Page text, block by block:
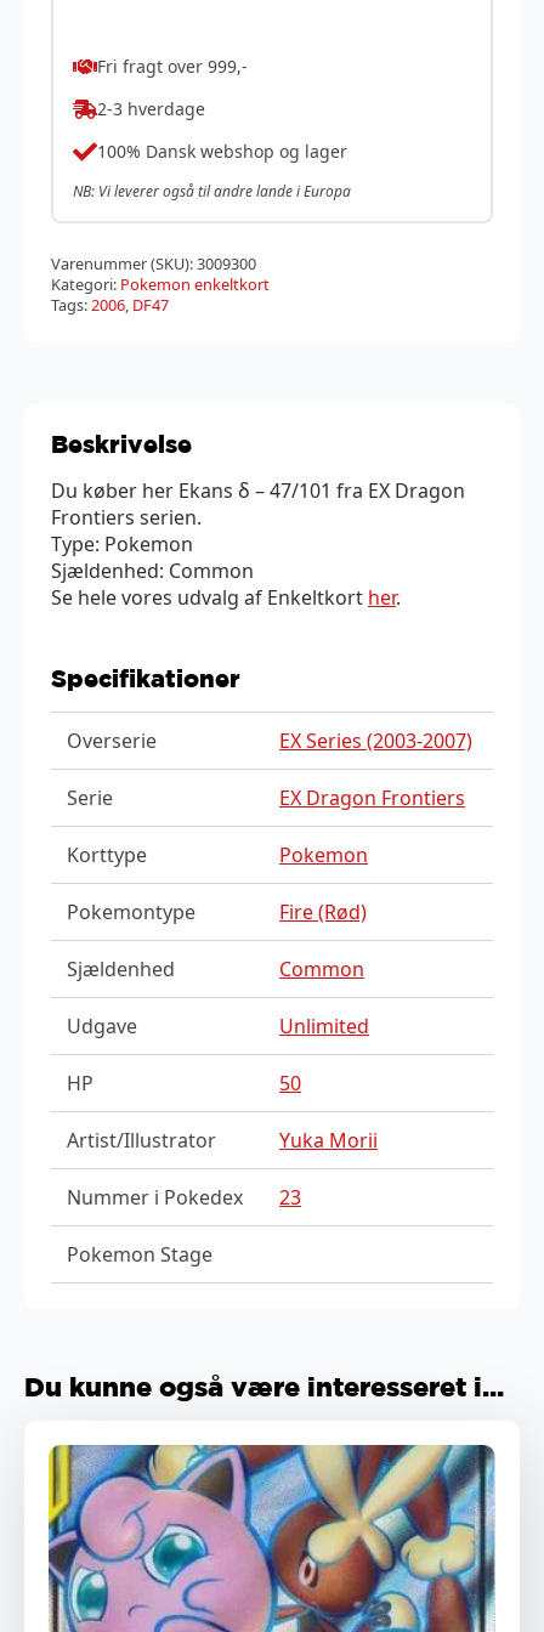
Fri fragt over 999,-
2-3 hverdage
100% Dansk webshop og lager
NB: Vi leverer også til andre lande i Europa
Varenummer (SKU):3009300
Kategori: Pokemon enkeltkort
Tags:2006, DF47
Beskrivelse
Du køber her Ekans δ – 47/101 fra EX Dragon
Frontiers serien.
Type: Pokemon
Sjældenhed: Common
Se hele vores udvalg af Enkeltkort her.
Specifikationer
Overserie EX Series (2003-2007)
Serie EX Dragon Frontiers
Korttype Pokemon
Pokemontype Fire (Rød)
Sjældenhed Common
Udgave Unlimited
HP 50
Artist/Illustrator Yuka Morii
Nummer i Pokedex 23
Pokemon Stage
Du kunne også være interesseret i...